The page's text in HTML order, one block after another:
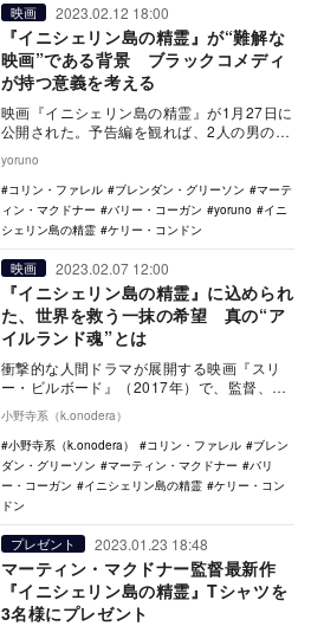
映画 2023.02.12 18:00
『イニシェリン島の精霊』が“難解な
映画”である背景 ブラックコメディ
が持つ意義を考える
映画『イニシェリン島の精霊』が1月27日に
公開された。予告編を観れば、2人の男の友
納得でき…
yoruno
コリン・ファレル
ブレンダン・グリーソン
マーテ
ィン・マクドナー
バリー・コーガン yoruno
イニ
シェリン島の精霊
ケリー・コンドン
映画 2023.02.07 12:00
『イニシェリン島の精霊』に込められ
た、世界を救う一抹の希望 真の“ア
イルランド魂”とは
衝撃的な人間ドラマが展開する映画『スリ
ー・ビルボード』（2017年）で、監督、脚
本家として絶大な評価を受けることになっ
た、マーテ…
小野寺系（k.onodera）
小野寺系（k.onodera）
コリン・ファレル
ブレン
ダン・グリーソン
マーティン・マクドナー
バリ
ー・コーガン
イニシェリン島の精霊
ケリー・コン
ドン
プレゼント 2023.01.23 18:48
マーティン・マクドナー監督最新作
『イニシェリン島の精霊』Tシャツを
3名様にプレゼント